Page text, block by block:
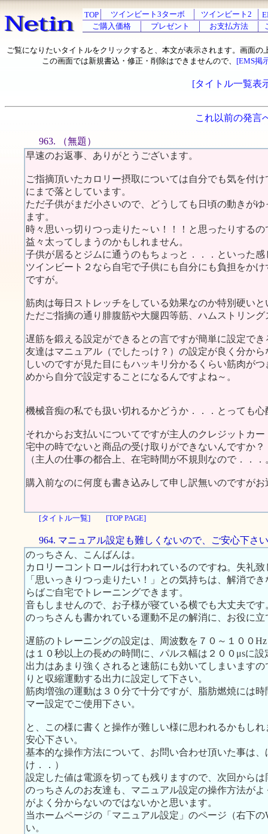
TOP ツインビート3ターボ ツインビート2
ご購入価格
プレゼント お支払方法
ご覧になりたいタイトルをクリックすると、本文が表示されます。画面の
この画面では新規書込・修正・削除はできませんので、 [EMS掲
[タイトル一覧表
これ以前の発言
963. （無題）
早速のお返事、ありがとうございます。
ご指摘頂いたカロリー摂取については自分でも気を付
にまで落としています。
ただ子供がまだ小さいので、どうしても日頃の動きが
ます。
時々思いっ切りつっ走りた～い！！！と思ったりする
益々太ってしまうのかもしれません。
子供が居るとジムに通うのもちょっと．．．といった
ツインビート２なら自宅で子供にも自分にも負担をか
ですが。
筋肉は毎日ストレッチをしている効果なのか特別硬い
ただご指摘の通り腓腹筋や大腿四等筋、ハムストリン
遅筋を鍛える設定ができるとの言ですが簡単に設定で
友達はマニュアル（でしたっけ？）の設定が良く分か
しいのですが見た目にもハッキリ分かるくらい筋肉が
めから自分で設定することになるんですよね～。
機械音痴の私でも扱い切れるかどうか．．．とっても心
それからお支払いについてですが主人のクレジットカ
宅中の時でないと商品の受け取りができないんですか？
（主人の仕事の都合上、在宅時間が不規則なので．．．
購入前なのに何度も書き込みして申し訳無いのですが
[タイトル一覧] [TOP PAGE]
964. マニュアル設定も難しくないので、ご安心下さい
のっちさん、こんばんは。
カロリーコントロールは行われているのですね。失礼致
「思いっきりつっ走りたい！」との気持ちは、解消で
らばご自宅でトレーニングできます。
音もしませんので、お子様が寝ている横でも大丈夫です
のっちさんも書かれている運動不足の解消に、お役に
遅筋のトレーニングの設定は、周波数を７０～１００
は１０秒以上の長めの時間に、パルス幅は２００μsに設
出力はあまり強くされると速筋にも効いてしまいます
りと収縮運動する出力に設定して下さい。
筋肉増強の運動は３０分で十分ですが、脂肪燃焼には
マー設定でご使用下さい。
と、この様に書くと操作が難しい様に思われるかもし
安心下さい。
基本的な操作方法について、お問い合わせ頂いた事は
け．．）
設定した値は電源を切っても残りますので、次回から
のっちさんのお友達も、マニュアル設定の操作方法が
がよく分からないのではないかと思います。
当ホームページの「マニュアル設定」のページ（右下
い。